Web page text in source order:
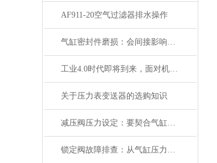
AF911-20空气过滤器排水操作
气缸密封件磨损：会间接影响电磁阀与锁定阀的性能吗
工业4.0时代即将到来，面对机遇与挑战，日本SMC该如何应对？
关于压力表变送器的选购知识
减压阀压力设定：要契合气缸负载与电磁阀的工作范围
锁定阀故障排查：从气缸压力变化与电磁阀信号入手